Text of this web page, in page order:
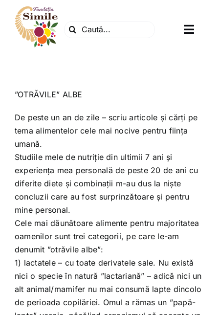
content
Search
Centrul natura
Articole
Dr. Soescu
Evenimente
Shop
Tratamente naturale
Iubim fructele
”OTRĂVILE” ALBE
De peste un an de zile – scriu articole și cărți pe
tema alimentelor cele mai nocive pentru ființa
umană.
Studiile mele de nutriție din ultimii 7 ani și
experiența mea personală de peste 20 de ani cu
diferite diete și combinații m-au dus la niște
concluzii care au fost surprinzătoare și pentru
mine personal.
Cele mai dăunătoare alimente pentru majoritatea
oamenilor sunt trei categorii, pe care le-am
denumit ”otrăvile albe”:
1) lactatele – cu toate derivatele sale. Nu există
nici o specie în natură ”lactariană” – adică nici un
alt animal/mamifer nu mai consumă lapte dincolo
de perioada copilăriei. Omul a rămas un ”papă-